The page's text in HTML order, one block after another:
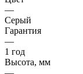
—
Серый
Гарантия
—
1 год
Высота, мм